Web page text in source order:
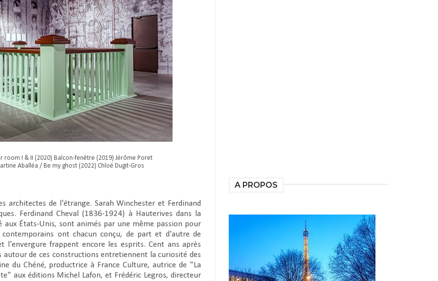
room I & II (2020) Balcon-fenêtre (2019) Jérôme Poret
Aballéa / Be my ghost (2022) Chloé Dugit-Gros
architectes de l'étrange. Sarah Winchester et Ferdinand
Ferdinand Cheval (1836-1924) à Hauterives dans la
aux États-Unis, sont animés par une même passion pour
contemporains ont chacun conçu, de part et d'autre de
frappent encore les esprits. Cent ans après
de ces constructions entretiennent la curiosité des
du Chéné, productrice à France Culture, autrice de "La
aux éditions Michel Lafon, et Frédéric Legros, directeur
A PROPOS